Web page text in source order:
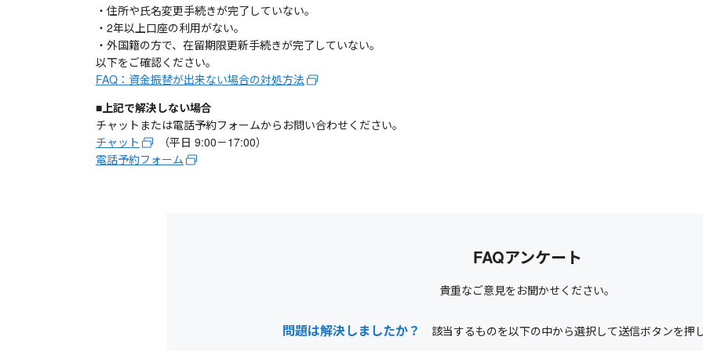
・住所や氏名変更手続きが完了していない。
・2年以上口座の利用がない。
・外国籍の方で、在留期限更新手続きが完了していない。
以下をご確認ください。
FAQ：資金振替が出来ない場合の対処方法
■上記で解決しない場合
チャットまたは電話予約フォームからお問い合わせください。
チャット
（平日 9:00－17:00）
電話予約フォーム
FAQアンケート
貴重なご意見をお聞かせください。
問題は解決しましたか？ 該当するものを以下の中から選択して送信ボタンを押